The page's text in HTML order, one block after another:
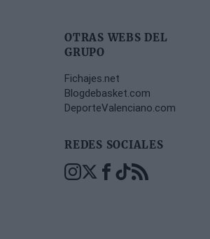
OTRAS WEBS DEL
GRUPO
Fichajes.net
Blogdebasket.com
DeporteValenciano.com
REDES SOCIALES